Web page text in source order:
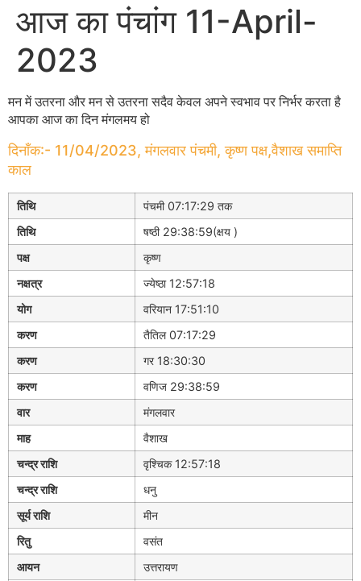
आज का पंचांग 11-April-
2023
मन में उतरना और मन से उतरना सदैव केवल अपने स्वभाव पर निर्भर करता है
आपका आज का दिन मंगलमय हो
दिनाँक:- 11/04/2023, मंगलवार पंचमी, कृष्ण पक्ष,वैशाख समाप्ति
काल
तिथि
पंचमी 07:17:29 तक
तिथि
षष्ठी 29:38:59(क्षय )
पक्ष
कृष्ण
नक्षत्र
ज्येष्ठा 12:57:18
योग
वरियान 17:51:10
करण
तैतिल 07:17:29
करण
गर 18:30:30
करण
वणिज 29:38:59
वार
मंगलवार
माह
वैशाख
चन्द्र राशि
वृश्चिक 12:57:18
चन्द्र राशि
धनु
सूर्य राशि
मीन
रितु
वसंत
आयन
उत्तरायण